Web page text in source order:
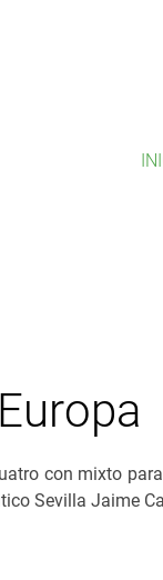
con mixto
Sevilla Jaime